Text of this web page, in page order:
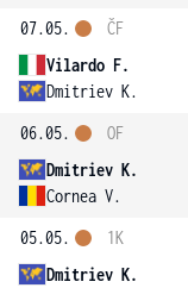
07.05.
Vilardo F.
Dmitriev K.
ČF
06.05.
Dmitriev K.
Cornea V.
OF
05.05.
Dmitriev K.
1K